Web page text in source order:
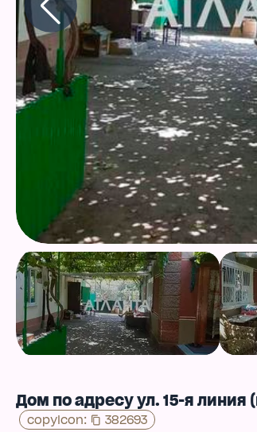
Дом по адресу ул. 15-я линия
copyIcon: 382693